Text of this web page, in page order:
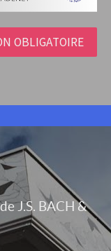
OBLIGATOIRE
J.S. BACH &